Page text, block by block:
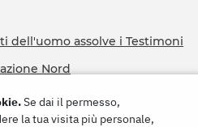
dell'uomo assolve i Testimoni
Nord
Se dai il permesso,
la tua visita più personale,